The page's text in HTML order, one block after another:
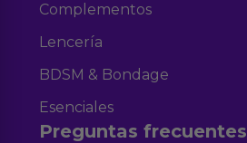
Complementos
Lencería
BDSM & Bondage
Esenciales
Preguntas frecuentes